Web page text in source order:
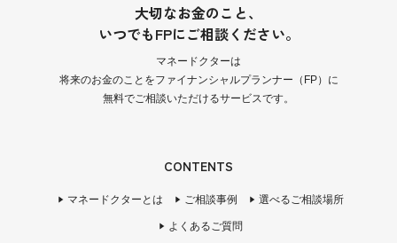
大切なお金のこと、
いつでもFPにご相談ください。
マネードクターは
将来のお金のことをファイナンシャルプランナー（FP）に
無料でご相談いただけるサービスです。
CONTENTS
マネードクターとは ご相談事例 選べるご相談場所
よくあるご質問